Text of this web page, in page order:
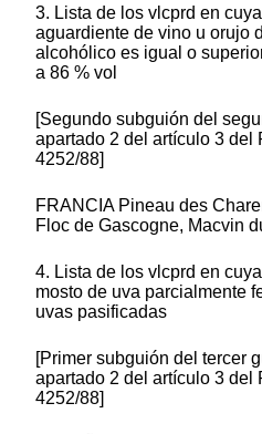
3. Lista de los vlcprd en
aguardiente de vino u orujo
alcohólico es igual o
a 86 % vol
[Segundo subguión del
apartado 2 del artículo 3 del
4252/88]
FRANCIA Pineau des
Floc de Gascogne, Macvin
4. Lista de los vlcprd en
mosto de uva parcialmente
uvas pasificadas
[Primer subguión del tercer
apartado 2 del artículo 3 del
4252/88]